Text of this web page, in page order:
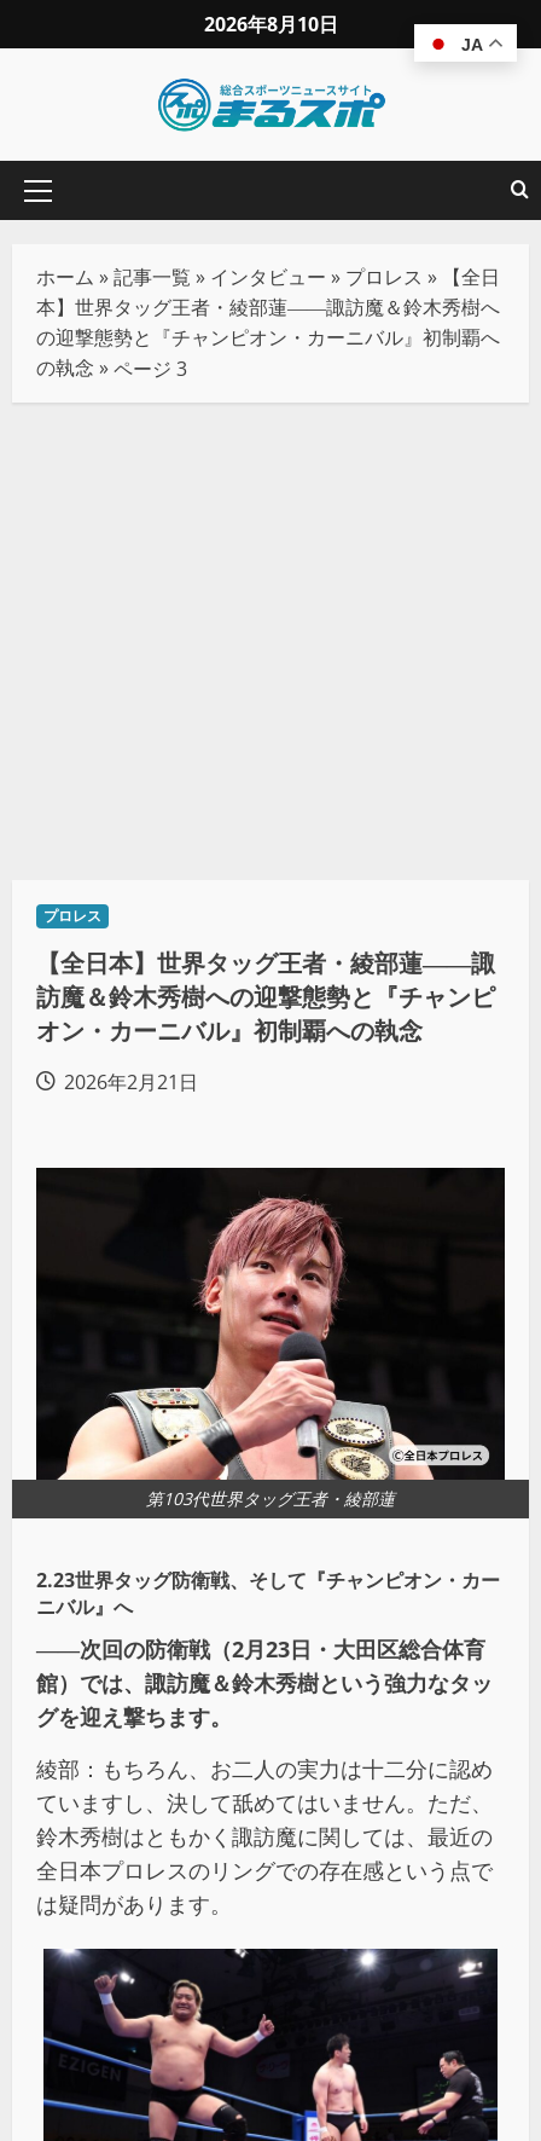
2026年8月10日
ホーム »記事一覧 » インタビュー » プロレス »
【全日
本】世界タッグ王者・綾部蓮――諏訪魔＆鈴木秀樹へ
の迎撃態勢と『チャンピオン・カーニバル』初制覇へ
の執念 »ページ 3
プロレス
【全日本】世界タッグ王者・綾部蓮――諏
訪魔＆鈴木秀樹への迎撃態勢と『チャンピ
オン・カーニバル』初制覇への執念
2026年2月21日
第103代世界タッグ王者・綾部蓮
2.23世界タッグ防衛戦、そして『チャンピオン・カー
ニバル』へ
――次回の防衛戦（2月23日・大田区総合体育
館）では、諏訪魔＆鈴木秀樹という強力なタッ
グを迎え撃ちます。
綾部：もちろん、お二人の実力は十二分に認め
ていますし、決して舐めてはいません。ただ、
鈴木秀樹はともかく諏訪魔に関しては、最近の
全日本プロレスのリングでの存在感という点で
は疑問があります。
JA